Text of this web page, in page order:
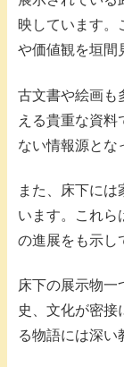
映しています。
や価値観を垣間
古文書や絵画も
える貴重な資
ない情報源とな
また、床下には
います。これら
の進展をも示し
床下の展示物一
史、文化が密接
る物語には深い